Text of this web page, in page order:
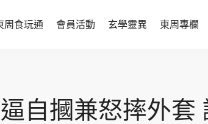
周食玩通 會員活動 玄學靈異 東周專欄
親子天地
自摑兼怒摔外套